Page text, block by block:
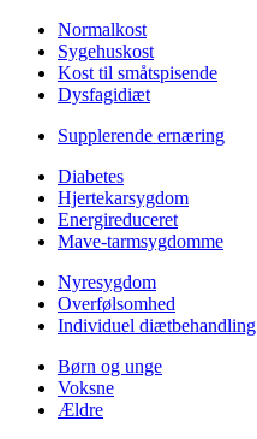
Normalkost
Sygehuskost
Kost til småtspisende
Dysfagidiæt
Supplerende ernæring
Diabetes
Hjertekarsygdom
Energireduceret
Mave-tarmsygdomme
Nyresygdom
Overfølsomhed
Individuel diætbehandling
Børn og unge
Voksne
Ældre